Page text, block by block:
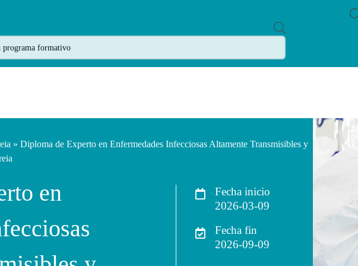
R
D
A
C
H
» Diploma de Experto en Enfermedades Infecciosas Altamente Transmisibles y
en
Fecha inicio
2026-03-09
Fecha fin
2026-09-09